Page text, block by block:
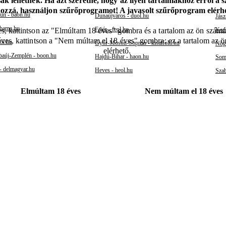
használjon szűrőprogramot! A javasolt szűrőprogram
kattintson az "Elmúltam 18 éves" gombra és a tartalom az ön
kattintson a "Nem múltam el 18 éves" gombra; ez a tartalom az
elérhető.
Elmúltam 18 éves Nem múltam el 18 éves
- baon.hu
Zemplén - boon.hu
delmagyar.hu
Dunaújváros - duol.hu
Fejér - feol.hu
Győr-Moson-Sopron - kisalfold.hu
Hajdú-Bihar - haon.hu
Heves - heol.hu